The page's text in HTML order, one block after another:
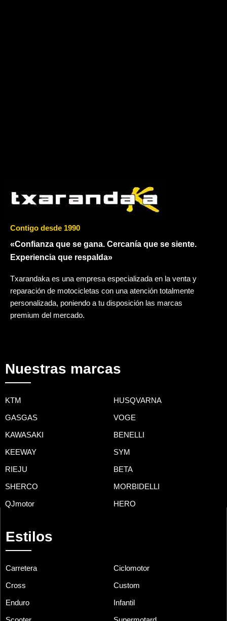
Contigo desde 1990
«Confianza que se gana. Cercanía que se siente.
Experiencia que respalda»
Txarandaka es una empresa especializada en la venta y
reparación de motocicletas con una atención totalmente
personalizada, poniendo a tu disposición las marcas
premium del mercado.
Nuestras marcas
KTM HUSQVARNA
GASGAS VOGE
KAWASAKI BENELLI
KEEWAY SYM
RIEJU BETA
SHERCO MORBIDELLI
QJmotor HERO
Estilos
Carretera Ciclomotor
Cross Custom
Enduro Infantil